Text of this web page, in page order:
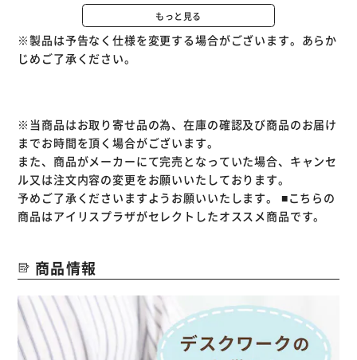
雑味を抑えてすっきり、まろやかな旨味のアイスコーヒーで
便利なラベルレスボトルはエコ＆ごみ捨てが簡単。
もっと見る
※製品は予告なく仕様を変更する場合がございます。あらか
じめご了承ください。
※当商品はお取り寄せ品の為、在庫の確認及び商品のお届け
までお時間を頂く場合がございます。
また、商品がメーカーにて完売となっていた場合、キャンセ
ル又は注文内容の変更をお願いいたしております。
予めご了承くださいますようお願いいたします。 ■こちらの
商品はアイリスプラザがセレクトしたオススメ商品です。
商品情報